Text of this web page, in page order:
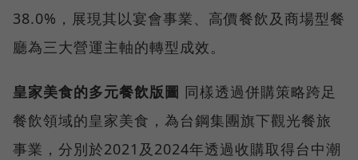
38.0%，展現其以宴會事業、高價餐飲及商場型餐
廳為三大營運主軸的轉型成效。
皇家美食的多元餐飲版圖 同樣透過併購策略跨足
餐飲領域的皇家美食，為台鋼集團旗下觀光餐旅
事業，分別於2021及2024年透過收購取得台中潮